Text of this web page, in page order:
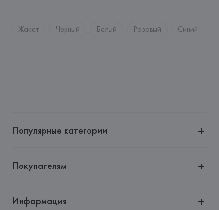
Жакет Черный Белый Розовый Синий
Популярные категории
Покупателям
Информация